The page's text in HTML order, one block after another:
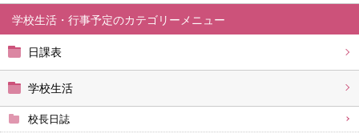
学校生活・行事予定
日課表
学校生活
校長日誌